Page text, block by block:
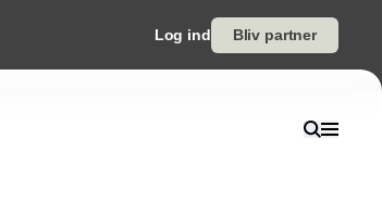
Log ind Bliv partner